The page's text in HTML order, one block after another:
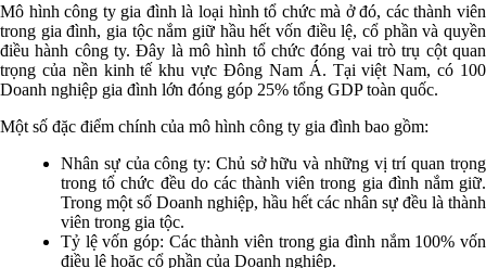
Mô hình công ty gia đình là loại hình tổ chức mà ở đó, các thành viên
trong gia đình, gia tộc nắm giữ hầu hết vốn điều lệ, cổ phần và quyền
điều hành công ty. Đây là mô hình tổ chức đóng vai trò trụ cột quan
trọng của nền kinh tế khu vực Đông Nam Á. Tại việt Nam, có 100
Doanh nghiệp gia đình lớn đóng góp 25% tổng GDP toàn quốc.
Một số đặc điểm chính của mô hình công ty gia đình bao gồm:
Nhân sự của công ty: Chủ sở hữu và những vị trí quan trọng
trong tổ chức đều do các thành viên trong gia đình nắm giữ.
Trong một số Doanh nghiệp, hầu hết các nhân sự đều là thành
viên trong gia tộc.
Tỷ lệ vốn góp: Các thành viên trong gia đình nắm 100% vốn
điều lệ hoặc cổ phần của Doanh nghiệp.